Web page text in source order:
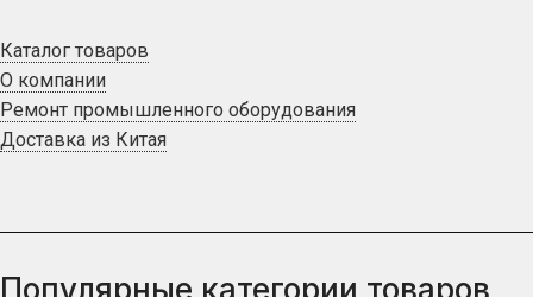
Каталог товаров
О компании
Ремонт промышленного оборудования
Доставка из Китая
Популярные категории товаров